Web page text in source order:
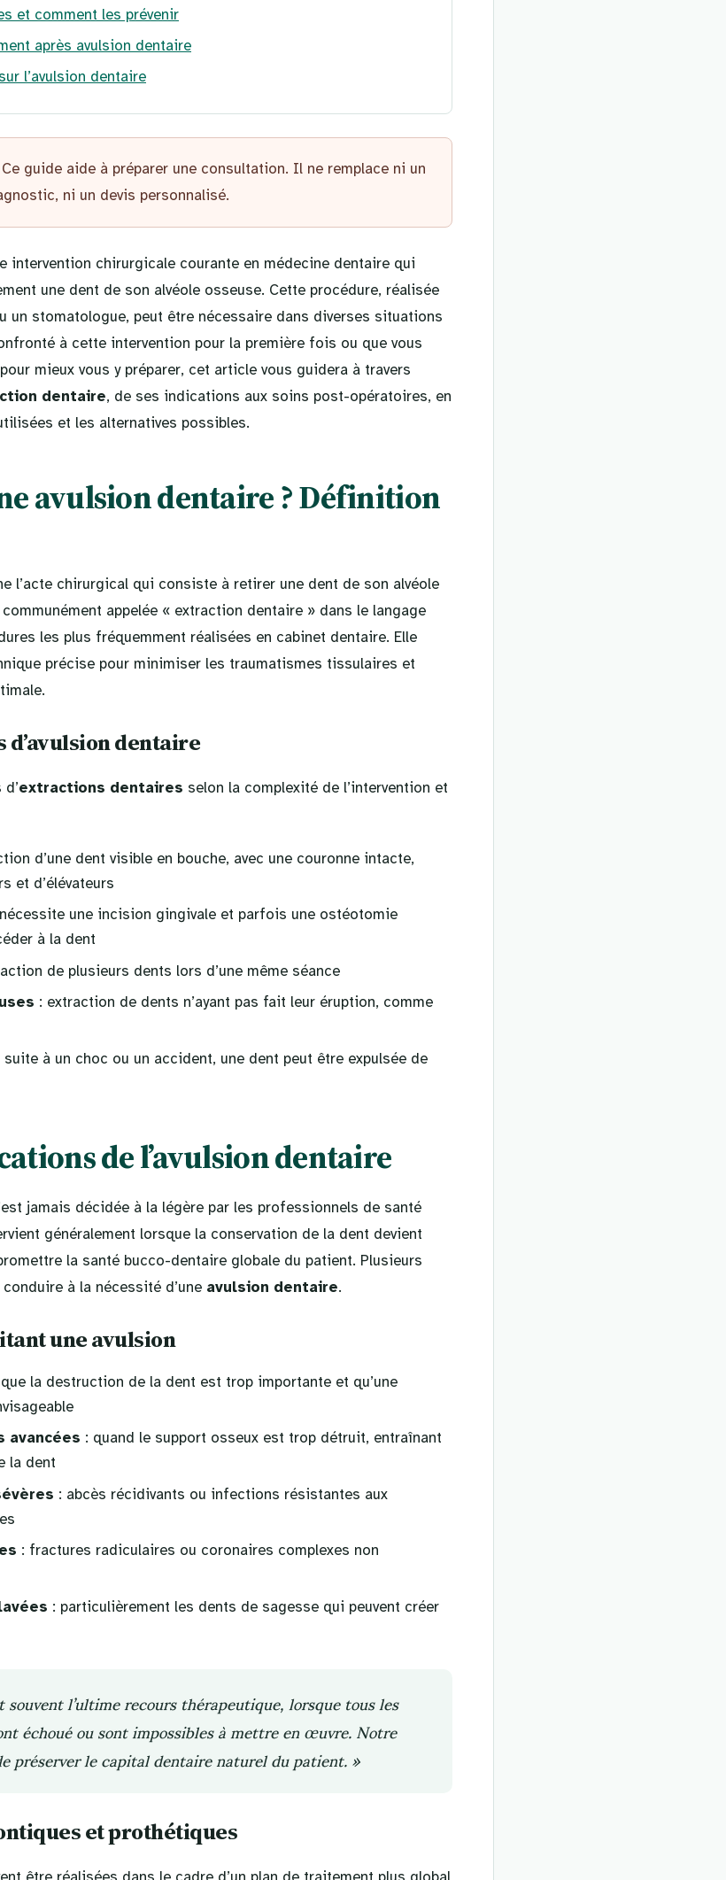
et comment les prévenir
après avulsion dentaire
l’avulsion dentaire
Ce guide aide à préparer une consultation. Il ne remplace ni un
ni un devis personnalisé.
intervention chirurgicale courante en médecine dentaire qui
une dent de son alvéole osseuse. Cette procédure, réalisée
un stomatologue, peut être nécessaire dans diverses situations
à cette intervention pour la première fois ou que vous
mieux vous y préparer, cet article vous guidera à travers
dentaire, de ses indications aux soins post-opératoires, en
et les alternatives possibles.
avulsion dentaire ? Définition
l’acte chirurgical qui consiste à retirer une dent de son alvéole
appelée « extraction dentaire » dans le langage
les plus fréquemment réalisées en cabinet dentaire. Elle
précise pour minimiser les traumatismes tissulaires et
dentaire
extractions dentaires selon la complexité de l’intervention et
d’une dent visible en bouche, avec une couronne intacte,
et d’élévateurs
une incision gingivale et parfois une ostéotomie
à la dent
de plusieurs dents lors d’une même séance
: extraction de dents n’ayant pas fait leur éruption, comme
suite à un choc ou un accident, une dent peut être expulsée de
de l’avulsion dentaire
jamais décidée à la légère par les professionnels de santé
généralement lorsque la conservation de la dent devient
la santé bucco-dentaire globale du patient. Plusieurs
à la nécessité d’une avulsion dentaire.
une avulsion
la destruction de la dent est trop importante et qu’une
avancées : quand le support osseux est trop détruit, entraînant
la dent
: abcès récidivants ou infections résistantes aux
: fractures radiculaires ou coronaires complexes non
: particulièrement les dents de sagesse qui peuvent créer
souvent l’ultime recours thérapeutique, lorsque tous les
échoué ou sont impossibles à mettre en œuvre. Notre
préserver le capital dentaire naturel du patient. »
et prothétiques